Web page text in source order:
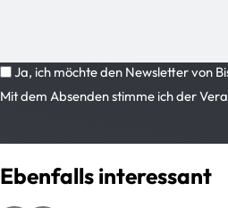
Ja, ich möchte den Newsletter von
Mit dem Absenden stimme ich der
Ebenfalls interessant